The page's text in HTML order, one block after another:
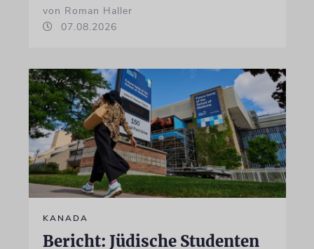
von Roman Haller
07.08.2026
KANADA
Bericht: Jüdische Studenten